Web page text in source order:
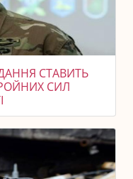
СТАВИТЬ
СИЛ